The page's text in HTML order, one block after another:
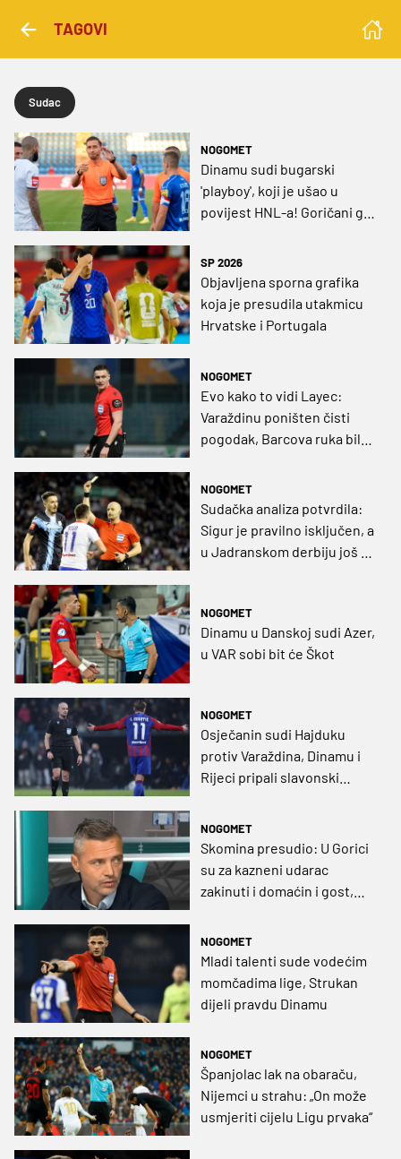
TAGOVI
Sudac
NOGOMET
Dinamu sudi bugarski
'playboy', koji je ušao u
povijest HNL-a! Goričani ga
SP 2026
Objavljena sporna grafika
koja je presudila utakmicu
Hrvatske i Portugala
NOGOMET
Evo kako to vidi Layec:
Varaždinu poništen čisti
pogodak, Barcova ruka bila
NOGOMET
Sudačka analiza potvrdila:
Sigur je pravilno isključen, a
u Jadranskom derbiju još tri
NOGOMET
Dinamu u Danskoj sudi Azer,
u VAR sobi bit će Škot
NOGOMET
Osječanin sudi Hajduku
protiv Varaždina, Dinamu i
Rijeci pripali slavonski
NOGOMET
Skomina presudio: U Gorici
su za kazneni udarac
zakinuti i domaćin i gost,
NOGOMET
Mladi talenti sude vodećim
momčadima lige, Strukan
dijeli pravdu Dinamu
NOGOMET
Španjolac lak na obaraču,
Nijemci u strahu: „On može
usmjeriti cijelu Ligu prvaka“